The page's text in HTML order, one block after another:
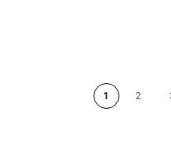
1 2